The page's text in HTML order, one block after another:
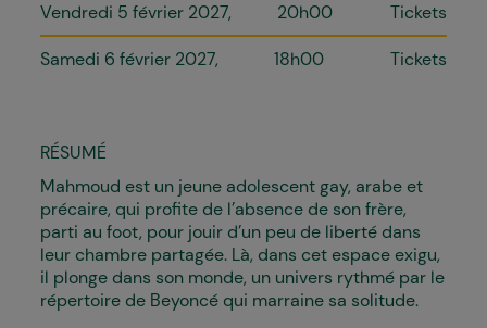
Vendredi 5 février 2027 20h00 Tickets
Samedi 6 février 2027 18h00 Tickets
RÉSUMÉ
Mahmoud est un jeune adolescent gay, arabe et
précaire, qui profite de l’absence de son frère,
parti au foot, pour jouir d’un peu de liberté dans
leur chambre partagée. Là, dans cet espace exigu,
il plonge dans son monde, un univers rythmé par le
répertoire de Beyoncé qui marraine sa solitude.